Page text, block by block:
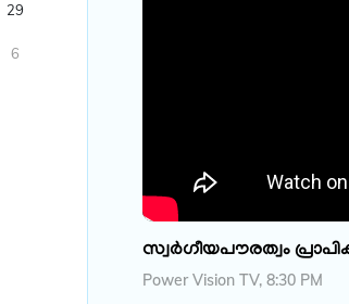
29
6
സ്വർ​ഗീയപൗരത്വം
Power Vision TV, 8:30 PM